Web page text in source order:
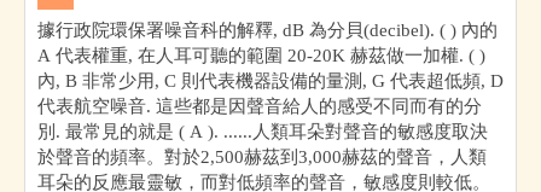
據行政院環保署噪音科的解釋, dB 為分貝(decibel). ( ) 內的
A 代表權重, 在人耳可聽的範圍 20-20K 赫茲做一加權. ( )
內, B 非常少用, C 則代表機器設備的量測, G 代表超低頻, D
代表航空噪音. 這些都是因聲音給人的感受不同而有的分
別. 最常見的就是 ( A ). ......人類耳朵對聲音的敏感度取決
於聲音的頻率。對於2,500赫茲到3,000赫茲的聲音，人類
耳朵的反應最靈敏，而對低頻率的聲音，敏感度則較低。